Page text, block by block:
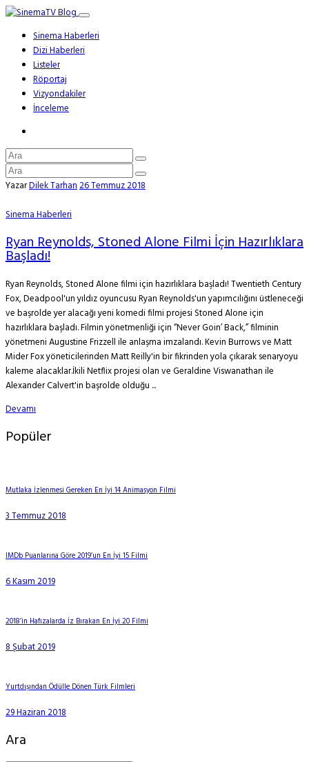
Sinema Haberleri
Dizi Haberleri
Listeler
Röportaj
Vizyondakiler
İnceleme
YazarDilek Tarhan26 Temmuz 2018
Sinema Haberleri
Ryan Reynolds, Stoned Alone Filmi İçin Hazırlıklara
Başladı!
Ryan Reynolds, Stoned Alone filmi için hazırlıklara başladı! Twentieth Century
Fox, Deadpool'un yıldız oyuncusu Ryan Reynolds'un yapımcılığını üstleneceği
ve başrolde yer alacağı yeni komedi filmi projesi Stoned Alone için
hazırlıklara başladı. Filmin yönetmenliği için “Never Goin’ Back,” filminin
yönetmeni Augustine Frizzell ile anlaşma imzalandı. Kevin Burrows ve Matt
Mider Fox yöneticilerinden Matt Reilly'in bir fikrinden yola çıkarak senaryoyu
kaleme alacaklar.İkili Netflix projesi olan ve Geraldine Viswanathan ile
Alexander Calvert'in başrolde olduğu ...
Devamı
Popüler
Mutlaka İzlenmesi Gereken En İyi 14 Animasyon Filmi
3 Temmuz 2018
IMDb Puanlarına Göre 2019’un En İyi 15 Filmi
6 Kasım 2019
2018’in Hafızalarda İz Bırakan En İyi 20 Filmi
8 Şubat 2019
Yurtdışından Ödülle Dönen Türk Filmleri
29 Haziran 2018
Ara